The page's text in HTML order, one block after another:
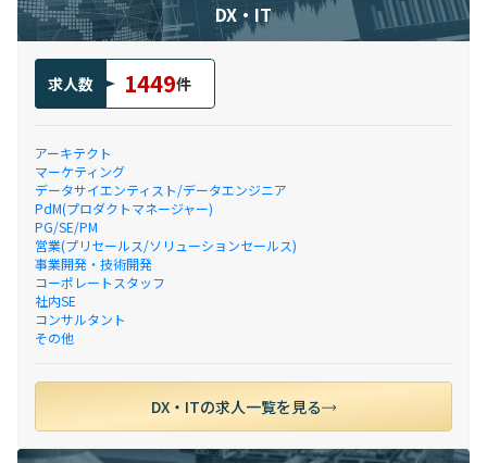
DX・IT
求人数 1449件
アーキテクト
マーケティング
データサイエンティスト/データエンジニア
PdM(プロダクトマネージャー)
PG/SE/PM
営業(プリセールス/ソリューションセールス)
事業開発・技術開発
コーポレートスタッフ
社内SE
コンサルタント
その他
DX・ITの求人一覧を見る